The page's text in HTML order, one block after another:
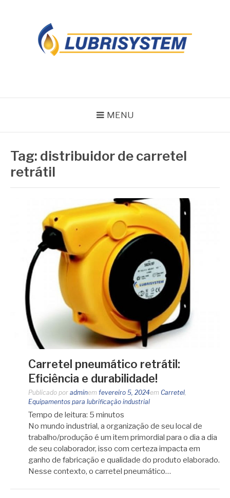
MENU
Tag: distribuidor de carretel
retrátil
Carretel pneumático retrátil:
Eficiência e durabilidade!
Publicado por adminem fevereiro 5, 2024em Carretel,
Equipamentos para lubrificação industrial
Tempo de leitura: 5 minutos
No mundo industrial, a organização de seu local de
trabalho/produção é um item primordial para o dia a dia
de seu colaborador, isso com certeza impacta em
ganho de fabricação e qualidade do produto elaborado.
Nesse contexto, o carretel pneumático…